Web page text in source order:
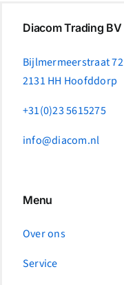
Diacom Trading BV
Bijlmermeerstraat 72
2131 HH Hoofddorp
+31(0)23 5615275
info@diacom.nl
Menu
Over ons
Service